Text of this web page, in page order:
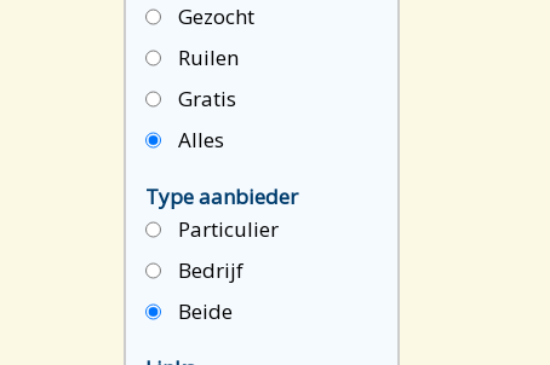
Gezocht
Ruilen
Gratis
Alles
Type aanbieder
Particulier
Bedrijf
Beide